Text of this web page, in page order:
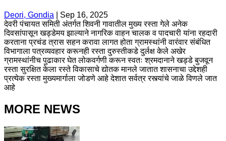
Deori, Gondia
Sep 16, 2025
देवरी पंचायत समिती अंतर्गत शिवनी गावातील मुख्य रस्ता गेले अनेक
दिवसांपासून खड्डेमय झाल्याने नागरिक वाहन चालक व पादचारी यांना रहदारी
करताना प्रचंड त्रास सहन करावा लागत होता ग्रामस्थांनी वारंवार संबंधित
विभागाला पत्रव्यवहार करूनही रस्ता दुरुस्तीकडे दुर्लक्ष केले अखेर
ग्रामस्थांनीच पुढाकार घेत लोकवर्गणी करून स्वतः श्रमदानाने खड्डे बुजवून
रस्ता सुरक्षित केला रस्ते विकासाचे द्योतक मानले जातात शासनाचा उद्देशही
प्रत्येक रस्ता मुख्यमार्गाला जोडणे आहे देशात सर्वत्र रस्त्यांचे जाळे विणले जात
आहे
MORE NEWS